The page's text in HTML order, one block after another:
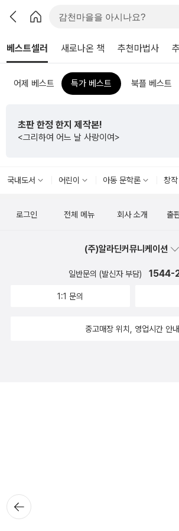
베스트셀러 새로나온 책 추천마법사
어제 베스트 특가 베스트 북플 베스트
초판 한정 한지 제작본!
<그리하여 어느 날 사랑이여>
국내도서 어린이 아동 문학론 창작
뒤로가
기
로그인 전체 메뉴 회사 소개 출
(주)알라딘커뮤니케이션
일반문의 (발신자 부담) 1544-
1:1 문의
중고매장 위치, 영업시간 안내